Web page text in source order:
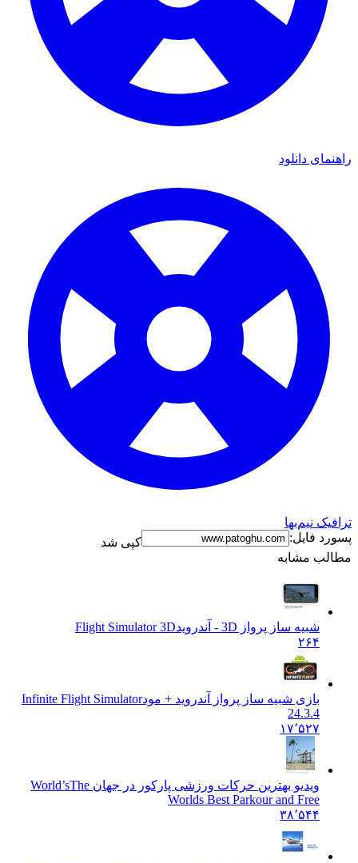
راهنمای دانلود
ترافیک نیم‌بها
پسورد فایل:
کپی شد
مطالب مشابه
شبیه ساز پرواز 3D - آندروید
Flight Simulator 3D
۲۶۴
بازی شبیه ساز پرواز آندروید + مودInfinite Flight Simulator
24.3.4
۱۷٬۵۲۷
ویدیو بهترین حرکات ورزشی پارکور در جهان World’s The
Worlds Best Parkour and Free
۳۸٬۵۴۴